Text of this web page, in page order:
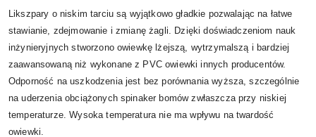
Likszpary o niskim tarciu są wyjątkowo gładkie pozwalając na łatwe
stawianie, zdejmowanie i zmianę żagli. Dzięki doświadczeniom nauk
inżynieryjnych stworzono owiewkę lżejszą, wytrzymalszą i bardziej
zaawansowaną niż wykonane z PVC owiewki innych producentów.
Odporność na uszkodzenia jest bez porównania wyższa, szczególnie
na uderzenia obciążonych spinaker bomów zwłaszcza przy niskiej
temperaturze. Wysoka temperatura nie ma wpływu na twardość
owiewki.